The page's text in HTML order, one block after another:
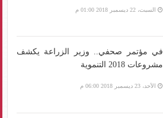
السبت، 22 ديسمبر 2018 01:00 م
في مؤتمر صحفي.. وزير الزراعة يكشف
مشروعات 2018 التنموية
الأحد، 23 ديسمبر 2018 06:00 م